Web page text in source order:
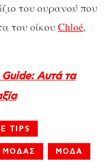
του ουρανού που
του οίκου Chloé,
Αυτά τα
TIPS
ΜΟΔΑΣ ΜΟΔΑ